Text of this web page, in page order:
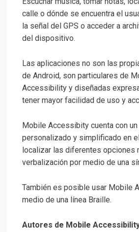
calle o dónde se encuentra el
la señal del GPS o acceder a
del dispositivo.
Las aplicaciones no son las
de Android, son particulares de
Accessibility y diseñadas
tener mayor facilidad de uso y
Mobile Accessibity cuenta con
personalizado y simplificado en
localizar las diferentes opciones
verbalización por medio de una
También es posible usar Mobile
medio de una línea Braille.
Autores de Mobile